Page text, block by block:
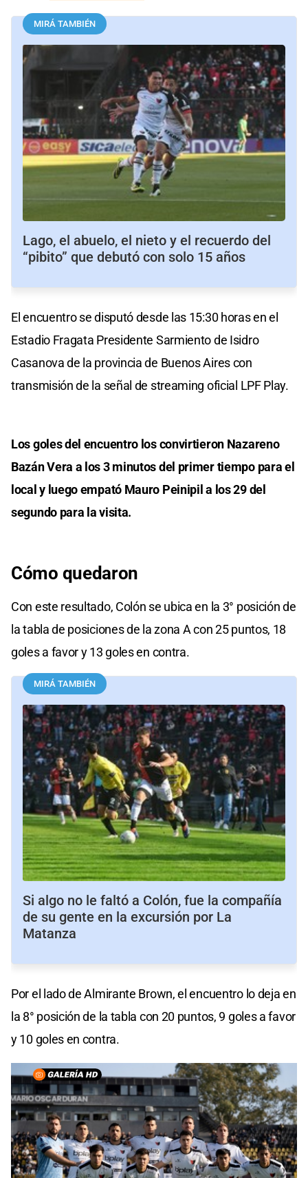
MIRÁ TAMBIÉN
Lago, el abuelo, el nieto y el recuerdo del
“pibito” que debutó con solo 15 años
El encuentro se disputó desde las 15:30 horas en el
Estadio Fragata Presidente Sarmiento de Isidro
Casanova de la provincia de Buenos Aires con
transmisión de la señal de streaming oficial LPF Play.
Los goles del encuentro los convirtieron Nazareno
Bazán Vera a los 3 minutos del primer tiempo para el
local y luego empató Mauro Peinipil a los 29 del
segundo para la visita.
Cómo quedaron
Con este resultado, Colón se ubica en la 3° posición de
la tabla de posiciones de la zona A con 25 puntos, 18
goles a favor y 13 goles en contra.
MIRÁ TAMBIÉN
Si algo no le faltó a Colón, fue la compañía
de su gente en la excursión por La
Matanza
Por el lado de Almirante Brown, el encuentro lo deja en
la 8° posición de la tabla con 20 puntos, 9 goles a favor
y 10 goles en contra.